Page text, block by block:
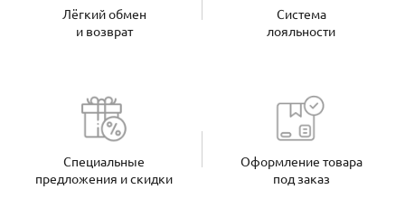
Лёгкий обмен
и возврат
Система
лояльности
Специальные
предложения и скидки
Оформление товара
под заказ